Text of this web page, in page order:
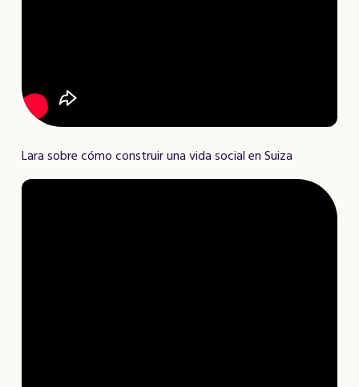
Lara sobre cómo construir una vida social en Suiza